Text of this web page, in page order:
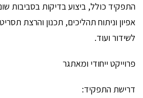
התפקיד כולל, ביצוע בדיקות בסביבות
אפיון וניתוח תהליכים, תכנון והרצת
לשידור ועוד.
פרוייקט ייחודי ומאתגר
דרישת התפקיד: